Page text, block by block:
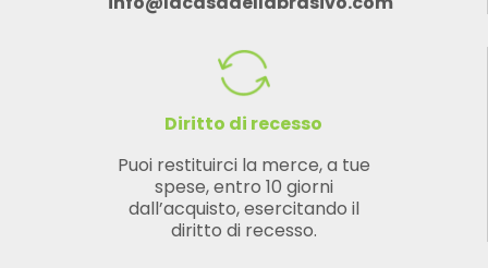
Diritto di recesso
Puoi restituirci la merce, a tue
spese, entro 10 giorni
dall’acquisto, esercitando il
diritto di recesso.